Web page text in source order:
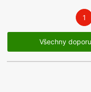
1
Všechny